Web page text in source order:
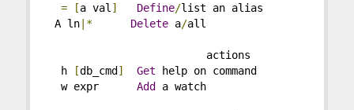
=
[a val ] Define/list an alias
A ln|* Delete a/all
actions
h
[db_cmd ] Get help on command
w expr Add a watch